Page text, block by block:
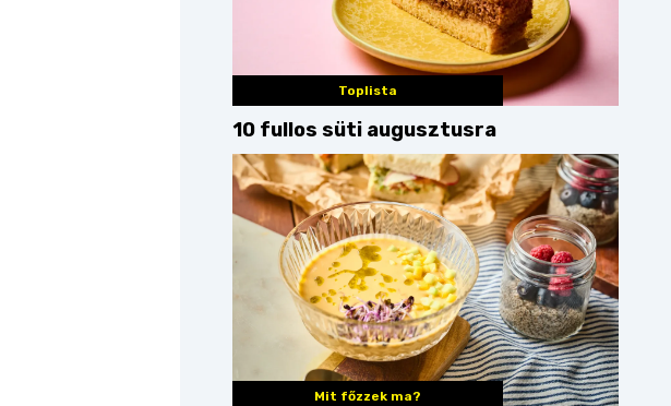
Toplista
10 fullos süti augusztusra
Mit főzzek ma?